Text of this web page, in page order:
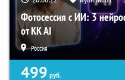
Фотосессия с ИИ: 3
от KK AI
Россия
499 руб.